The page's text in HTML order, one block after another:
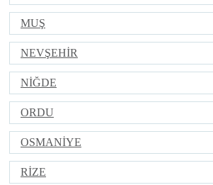
MUŞ
NEVŞEHİR
NİĞDE
ORDU
OSMANİYE
RİZE